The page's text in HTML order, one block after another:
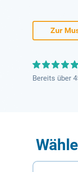
Zur
Bereits über